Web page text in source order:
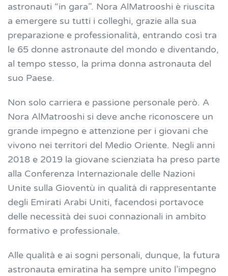
astronauti “in gara”. Nora AlMatrooshi è riuscita
a emergere su tutti i colleghi, grazie alla sua
preparazione e professionalità, entrando così tra
le 65 donne astronaute del mondo e diventando,
al tempo stesso, la prima donna astronauta del
suo Paese.
Non solo carriera e passione personale però. A
Nora AlMatrooshi si deve anche riconoscere un
grande impegno e attenzione per i giovani che
vivono nei territori del Medio Oriente. Negli anni
2018 e 2019 la giovane scienziata ha preso parte
alla Conferenza Internazionale delle Nazioni
Unite sulla Gioventù in qualità di rappresentante
degli Emirati Arabi Uniti, facendosi portavoce
delle necessità dei suoi connazionali in ambito
formativo e professionale.
Alle qualità e ai sogni personali, dunque, la futura
astronauta emiratina ha sempre unito l’impegno